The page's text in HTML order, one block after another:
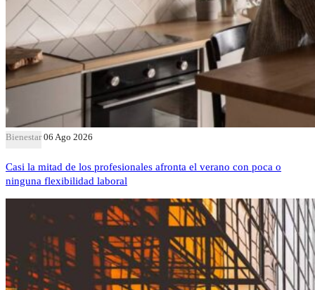
Bienestar 06 Ago 2026
Casi la mitad de los profesionales afronta el verano con poca o
ninguna flexibilidad laboral